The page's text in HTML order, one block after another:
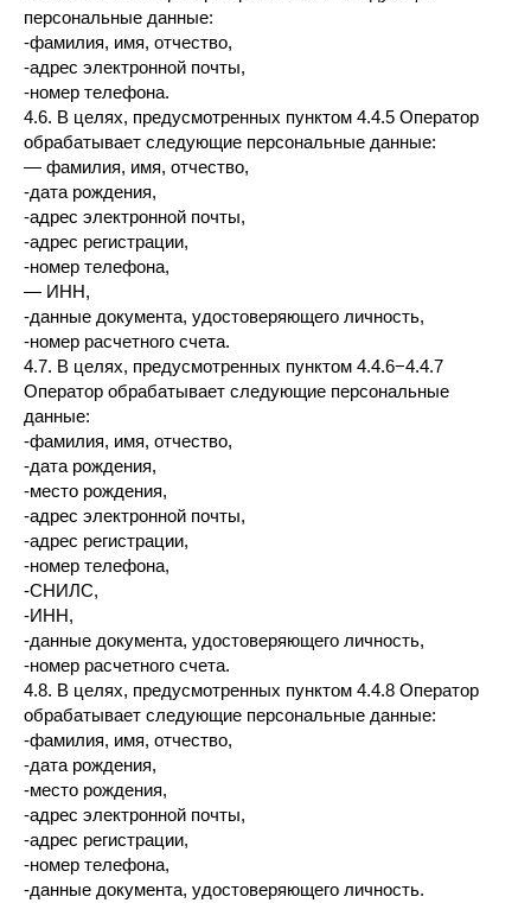
персональные данные:
-фамилия, имя, отчество,
-адрес электронной почты,
-номер телефона.
4.6. В целях, предусмотренных пунктом 4.4.5 Оператор
обрабатывает следующие персональные данные:
— фамилия, имя, отчество,
-дата рождения,
-адрес электронной почты,
-адрес регистрации,
-номер телефона,
— ИНН,
-данные документа, удостоверяющего личность,
-номер расчетного счета.
4.7. В целях, предусмотренных пунктом 4.4.6−4.4.7
Оператор обрабатывает следующие персональные
данные:
-фамилия, имя, отчество,
-дата рождения,
-место рождения,
-адрес электронной почты,
-адрес регистрации,
-номер телефона,
-СНИЛС,
-ИНН,
-данные документа, удостоверяющего личность,
-номер расчетного счета.
4.8. В целях, предусмотренных пунктом 4.4.8 Оператор
обрабатывает следующие персональные данные:
-фамилия, имя, отчество,
-дата рождения,
-место рождения,
-адрес электронной почты,
-адрес регистрации,
-номер телефона,
-данные документа, удостоверяющего личность.